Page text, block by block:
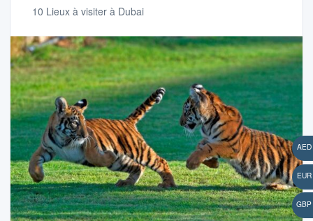
10 Lieux à visiter à Dubai